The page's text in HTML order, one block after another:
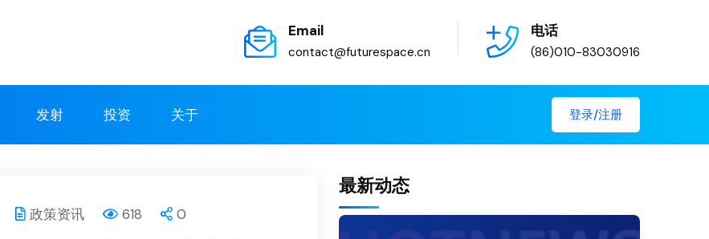
Email
contact@futurespace.cn
电话
(86)010-83030916
发射 投资 关于 登录/注册
政策资讯 618 0
最新动态